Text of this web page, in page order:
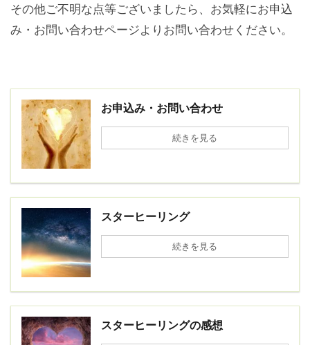
その他ご不明な点等ございましたら、お気軽にお申込
み・お問い合わせページよりお問い合わせください。
お申込み・お問い合わせ
続きを見る
スターヒーリング
続きを見る
スターヒーリングの感想